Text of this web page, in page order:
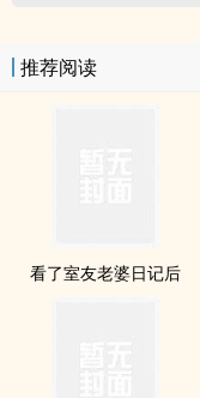
推荐阅读
看了室友老婆日记后